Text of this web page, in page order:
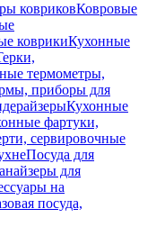
ковриковКовровые
коврикиКухонные
термометры,
приборы для
Кухонные
фартуки,
сервировочные
Посуда для
для
на
посуда,